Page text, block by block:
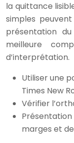
la quittance
simples
présentation
meilleure
d’interprétation.
Utiliser une
Times New
Vérifier
marges et